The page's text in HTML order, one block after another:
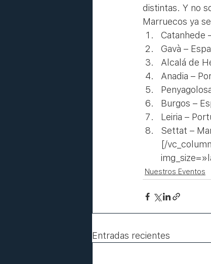
distintas. Y no
Marruecos ya
Catanhede
Gavà –
Alcalá de
Anadia –
Burgos –
Leiria –
Settat –
[/
Nuestros Eventos
Entradas recientes